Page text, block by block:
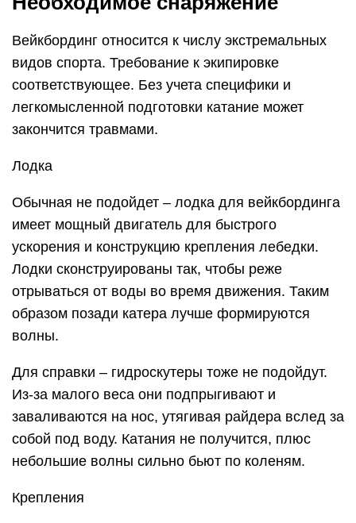
Вейкбординг относится к числу экстремальных
видов спорта. Требование к экипировке
соответствующее. Без учета специфики и
легкомысленной подготовки катание может
закончится травмами.
Лодка
Обычная не подойдет – лодка для вейкбординга
имеет мощный двигатель для быстрого
ускорения и конструкцию крепления лебедки.
Лодки сконструированы так, чтобы реже
отрываться от воды во время движения. Таким
образом позади катера лучше формируются
волны.
Для справки – гидроскутеры тоже не подойдут.
Из-за малого веса они подпрыгивают и
заваливаются на нос, утягивая райдера вслед за
собой под воду. Катания не получится, плюс
небольшие волны сильно бьют по коленям.
Крепления